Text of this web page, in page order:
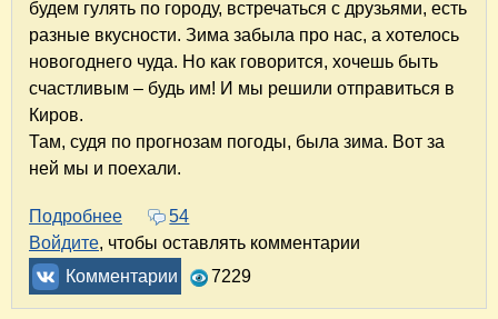
будем гулять по городу, встречаться с друзьями, есть
разные вкусности. Зима забыла про нас, а хотелось
новогоднего чуда. Но как говорится, хочешь быть
счастливым – будь им! И мы решили отправиться в
Киров.
Там, судя по прогнозам погоды, была зима. Вот за
ней мы и поехали.
Подробнее о Новогодняя поездка в Киров. Конкурсная
54
Войдите, чтобы оставлять комментарии
Комментарии
7229